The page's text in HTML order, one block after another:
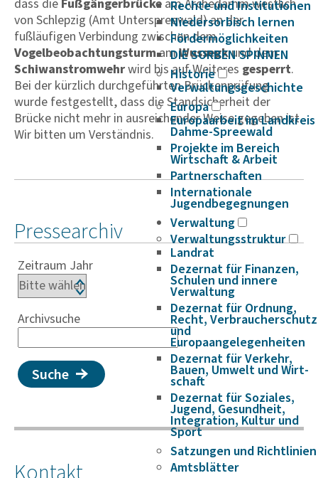
Rechte und Institutionen
Niedersorbisch lernen
Fördermöglichkeiten
DIE SORBEN SPINNEN
Historie
Verwaltungsgeschichte
Europa
Europaarbeit im Landkreis
Dahme-Spreewald
Projekte im Bereich
Wirtschaft & Arbeit
Partnerschaften
Internationale
Jugendbegegnungen
Verwaltung
Verwaltungsstruktur
Landrat
Dezernat für Finanzen,
Schulen und innere
Verwaltung
Dezernat für Ordnung,
Recht, Verbraucherschutz
und
Europaangelegenheiten
Dezernat für Verkehr,
Bauen, Umwelt und Wirt­
schaft
Dezernat für Soziales,
Jugend, Gesundheit,
Integration, Kultur und
Sport
Satzungen und Richtlinien
Amtsblätter
dass die Fußgängerbrücke am Archedamm westlich
von Schlepzig (Amt Unterspreewald) an der
fußläufigen Verbindung zwischen dem
VogelbeobachtungsturmamWussegkund dem
Schiwanstromwehrwird bis auf Weiteres gesperrt.
Bei der kürzlich durchgeführten Brückenprüfung
wurde festgestellt, dass die Standsicherheit der
Brücke nicht mehr in ausreichender Weise gegeben ist.
Wir bitten um Verständnis.
Pressearchiv
Zeitraum Jahr
Archivsuche
Suche